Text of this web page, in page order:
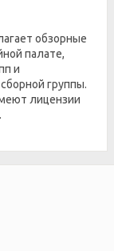
обзорные
палате,
и
группы.
лицензии